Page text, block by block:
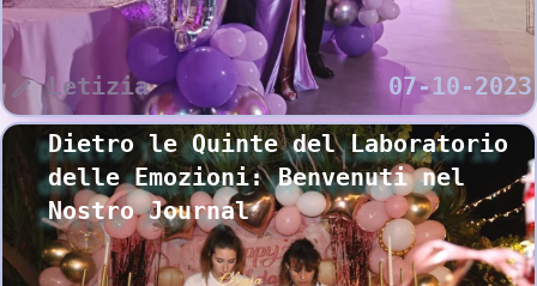
07-10-2023
Letizia
Dietro le Quinte del Laboratorio
delle Emozioni: Benvenuti nel
Nostro Journal